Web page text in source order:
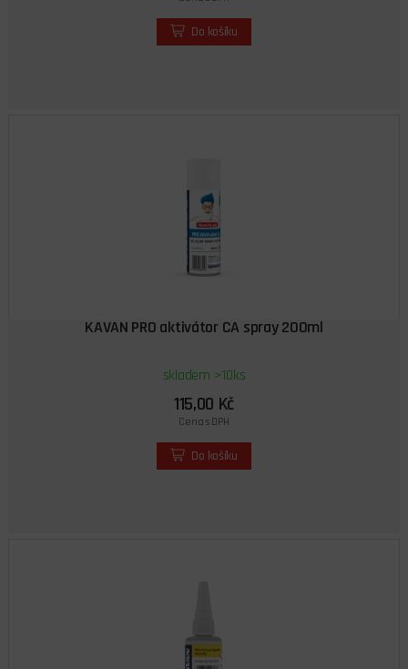
Do košíku
KAVAN PRO aktivátor CA spray 200ml
skladem >10ks
115,00 Kč
Cena s DPH
Do košíku